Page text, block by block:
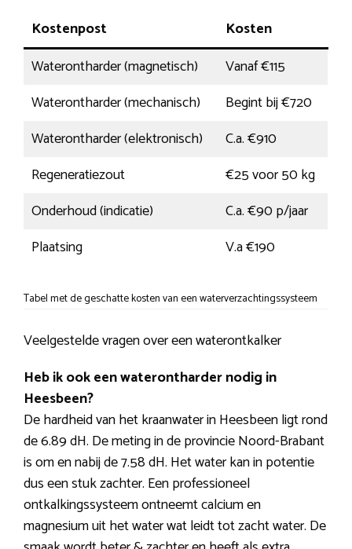
Kostenpost
Kosten
Waterontharder (magnetisch)
Vanaf €115
Waterontharder (mechanisch)
Begint bij €720
Waterontharder (elektronisch)
C.a. €910
Regeneratiezout
€25 voor 50 kg
Onderhoud (indicatie)
C.a. €90 p/jaar
Plaatsing
V.a €190
Tabel met de geschatte kosten van een waterverzachtingssysteem
Veelgestelde vragen over een waterontkalker
Heb ik ook een waterontharder nodig in
Heesbeen?
De hardheid van het kraanwater in Heesbeen ligt rond
de 6.89 dH. De meting in de provincie Noord-Brabant
is om en nabij de 7.58 dH. Het water kan in potentie
dus een stuk zachter. Een professioneel
ontkalkingssysteem ontneemt calcium en
magnesium uit het water wat leidt tot zacht water. De